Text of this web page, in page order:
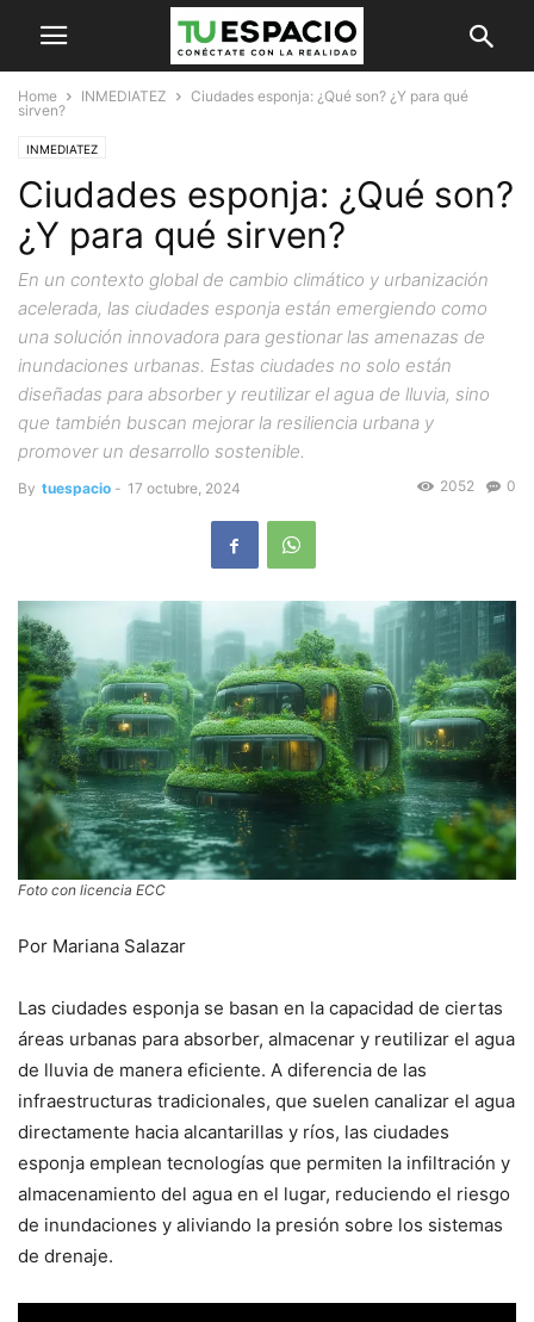
Home INMEDIATEZ
Ciudades esponja: ¿Qué son? ¿Y para qué
sirven?
INMEDIATEZ
Ciudades esponja: ¿Qué son?
¿Y para qué sirven?
En un contexto global de cambio climático y urbanización
acelerada, las ciudades esponja están emergiendo como
una solución innovadora para gestionar las amenazas de
inundaciones urbanas. Estas ciudades no solo están
diseñadas para absorber y reutilizar el agua de lluvia, sino
que también buscan mejorar la resiliencia urbana y
promover un desarrollo sostenible.
By tuespacio - 17 octubre, 2024 0
2052
Foto con licencia ECC
Por Mariana Salazar
Las ciudades esponja se basan en la capacidad de ciertas
áreas urbanas para absorber, almacenar y reutilizar el agua
de lluvia de manera eficiente. A diferencia de las
infraestructuras tradicionales, que suelen canalizar el agua
directamente hacia alcantarillas y ríos, las ciudades
esponja emplean tecnologías que permiten la infiltración y
almacenamiento del agua en el lugar, reduciendo el riesgo
de inundaciones y aliviando la presión sobre los sistemas
de drenaje.